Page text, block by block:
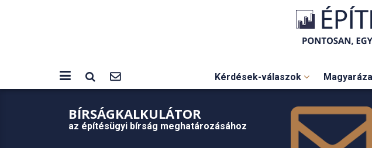
Kérdések-válaszok
BÍRSÁGKALKULÁTOR
az építésügyi bírság meghatározásához